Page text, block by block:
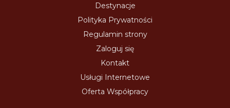
Destynacje
Polityka Prywatności
Regulamin strony
Zaloguj się
Kontakt
Usługi Internetowe
Oferta Współpracy